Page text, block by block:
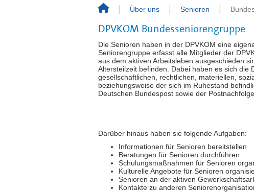
Über uns Senioren
DPVKOM Bundesseniorengruppe
Die Senioren haben in der DPVKOM eine
Seniorengruppe erfasst alle Mitglieder der
aus dem aktiven Arbeitsleben ausgeschieden
Altersteilzeit befinden. Dabei haben es sich die
gesellschaftlichen, rechtlichen, materiellen,
beziehungsweise der sich im Ruhestand
Deutschen Bundespost sowie der
Darüber hinaus haben sie folgende Aufgaben:
Informationen für Senioren bereitstellen
Beratungen für Senioren durchführen
Schulungsmaßnahmen für Senioren
Kulturelle Angebote für Senioren
Senioren an der aktiven
Kontakte zu anderen